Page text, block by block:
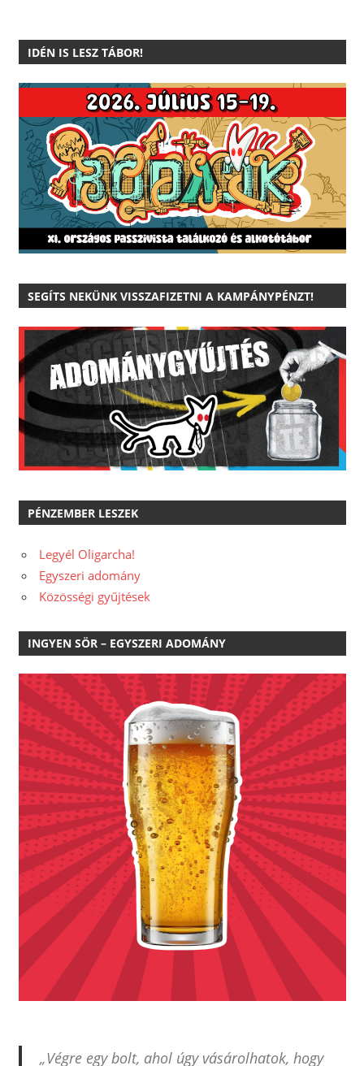
IDÉN IS LESZ TÁBOR!
SEGÍTS NEKÜNK VISSZAFIZETNI A KAMPÁNYPÉNZT!
PÉNZEMBER LESZEK
Legyél Oligarcha!
Egyszeri adomány
Közösségi gyűjtések
INGYEN SÖR – EGYSZERI ADOMÁNY
„Végre egy bolt, ahol úgy vásárolhatok, hogy